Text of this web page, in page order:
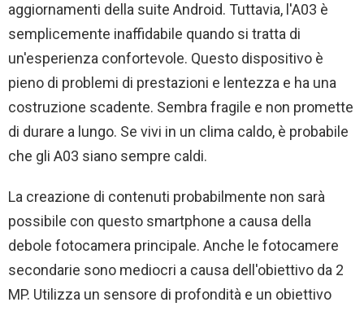
aggiornamenti della suite Android. Tuttavia, l'A03 è
semplicemente inaffidabile quando si tratta di
un'esperienza confortevole. Questo dispositivo è
pieno di problemi di prestazioni e lentezza e ha una
costruzione scadente. Sembra fragile e non promette
di durare a lungo. Se vivi in ​​un clima caldo, è probabile
che gli A03 siano sempre caldi.
La creazione di contenuti probabilmente non sarà
possibile con questo smartphone a causa della
debole fotocamera principale. Anche le fotocamere
secondarie sono mediocri a causa dell'obiettivo da 2
MP. Utilizza un sensore di profondità e un obiettivo